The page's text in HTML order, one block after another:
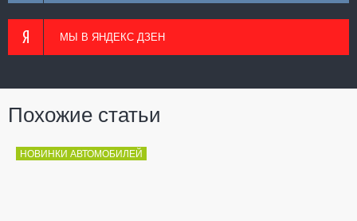
МЫ В ЯНДЕКС ДЗЕН
Похожие статьи
НОВИНКИ АВТОМОБИЛЕЙ